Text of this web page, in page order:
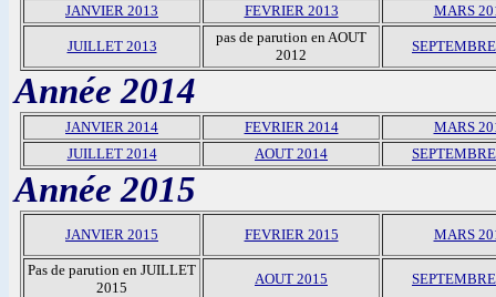
JANVIER 2013 FEVRIER 2013 MARS
JUILLET 2013
pas de parution en AOUT
2012
Année 2014
JANVIER 2014 FEVRIER 2014
MARS
JUILLET 2014
AOUT 2014
Année 2015
JANVIER 2015 FEVRIER 2015 MARS
Pas de parution en JUILLET
2015
AOUT 2015